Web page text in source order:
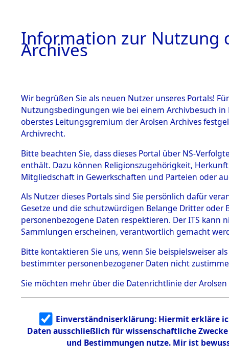
BESTÄNDE
1.
mente
5. Verschiedenes
5.3
Todesmärsche
5.3.1 Alliierte
Erhebungen
zu
Todesmärsch
en
5.3.2
Identifizierun
g
5.3.3
Todesmärsch
Dead -
Branch -
Information zur Nutzung
Archives
Wir begrüßen Sie als neuen Nutzer unseres Portals!
Nutzungsbedingungen wie bei einem Archivbesuch
oberstes Leitungsgremium der Arolsen Archives
Archivrecht.
Bitte beachten Sie, dass dieses Portal über NS-
enthält. Dazu können Religionszugehörigkeit,
Mitgliedschaft in Gewerkschaften und Parteien oder
Als Nutzer dieses Portals sind Sie persönlich dafür
Gesetze und die schutzwürdigen Belange Dritter
personenbezogene Daten respektieren. Der ITS
Sammlungen erscheinen, verantwortlich gemacht
Bitte kontaktieren Sie uns, wenn Sie beispielsweiser
bestimmter personenbezogener Daten nicht
Sie möchten mehr über die Datenrichtlinie der Arolsen
Einverständniserklärung: Hiermit erkläre
Daten ausschließlich für wissenschaftliche
und Bestimmungen nutze. Mir ist